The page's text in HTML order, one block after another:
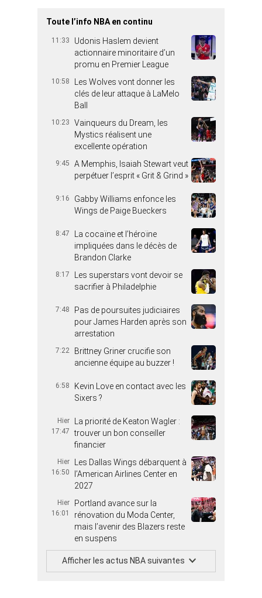
Toute l’info NBA en continu
11:33
Udonis Haslem devient
actionnaire minoritaire d’un
promu en Premier League
10:58
Les Wolves vont donner les
clés de leur attaque à LaMelo
Ball
10:23
Vainqueurs du Dream, les
Mystics réalisent une
excellente opération
9:45
A Memphis, Isaiah Stewart veut
perpétuer l’esprit « Grit & Grind »
9:16
Gabby Williams enfonce les
Wings de Paige Bueckers
8:47
La cocaïne et l’héroïne
impliquées dans le décès de
Brandon Clarke
8:17
Les superstars vont devoir se
sacrifier à Philadelphie
7:48
Pas de poursuites judiciaires
pour James Harden après son
arrestation
7:22
Brittney Griner crucifie son
ancienne équipe au buzzer !
6:58
Kevin Love en contact avec les
Sixers ?
Hier
17:47
La priorité de Keaton Wagler :
trouver un bon conseiller
financier
Hier
16:50
Les Dallas Wings débarquent à
l’American Airlines Center en
2027
Hier
16:01
Portland avance sur la
rénovation du Moda Center,
mais l’avenir des Blazers reste
en suspens
Afficher les actus NBA suivantes